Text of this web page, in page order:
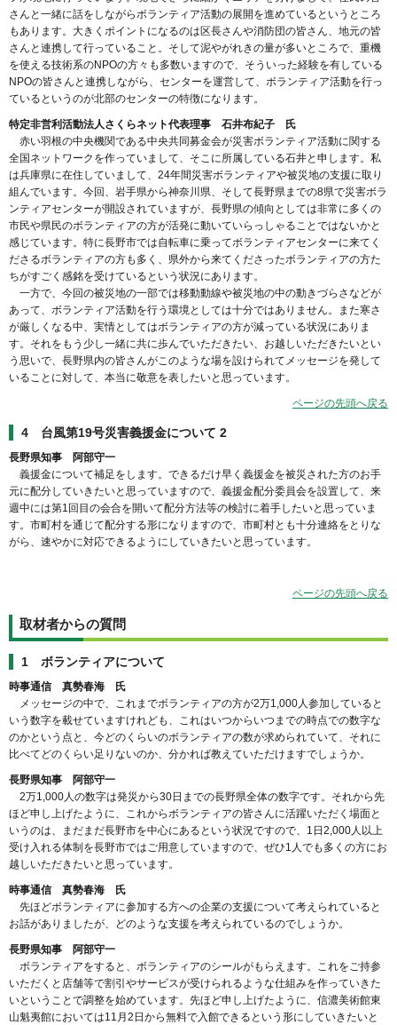
さんと一緒に話をしながらボランティア活動の展開を進めているというところ
もあります。大きくポイントになるのは区長さんや消防団の皆さん、地元の皆
さんと連携して行っていること。そして泥やがれきの量が多いところで、重機
を使える技術系のNPOの方々も多数いますので、そういった経験を有している
NPOの皆さんと連携しながら、センターを運営して、ボランティア活動を行っ
ているというのが北部のセンターの特徴になります。
特定非営利活動法人さくらネット代表理事 石井布紀子 氏
赤い羽根の中央機関である中央共同募金会が災害ボランティア活動に関する
全国ネットワークを作っていまして、そこに所属している石井と申します。私
は兵庫県に在住していまして、24年間災害ボランティアや被災地の支援に取り
組んでいます。今回、岩手県から神奈川県、そして長野県までの8県で災害ボラ
ンティアセンターが開設されていますが、長野県の傾向としては非常に多くの
市民や県民のボランティアの方が活発に動いていらっしゃることではないかと
感じています。特に長野市では自転車に乗ってボランティアセンターに来てく
ださるボランティアの方も多く、県外から来てくださったボランティアの方た
ちがすごく感銘を受けているという状況にあります。
一方で、今回の被災地の一部では移動動線や被災地の中の動きづらさなどが
あって、ボランティア活動を行う環境としては十分ではありません。また寒さ
が厳しくなる中、実情としてはボランティアの方が減っている状況にありま
す。それをもう少し一緒に共に歩んでいただきたい、お越しいただきたいとい
う思いで、長野県内の皆さんがこのような場を設けられてメッセージを発して
いることに対して、本当に敬意を表したいと思っています。
ページの先頭へ戻る
4 台風第19号災害義援金について 2
長野県知事 阿部守一
義援金について補足をします。できるだけ早く義援金を被災された方のお手
元に配分していきたいと思っていますので、義援金配分委員会を設置して、来
週中には第1回目の会合を開いて配分方法等の検討に着手したいと思っていま
す。市町村を通じて配分する形になりますので、市町村とも十分連絡をとりな
がら、速やかに対応できるようにしていきたいと思っています。
ページの先頭へ戻る
取材者からの質問
1 ボランティアについて
時事通信 真勢春海 氏
メッセージの中で、これまでボランティアの方が2万1,000人参加していると
いう数字を載せていますけれども、これはいつからいつまでの時点での数字な
のかという点と、今どのくらいのボランティアの数が求められていて、それに
比べてどのくらい足りないのか、分かれば教えていただけますでしょうか。
長野県知事 阿部守一
2万1,000人の数字は発災から30日までの長野県全体の数字です。それから先
ほど申し上げたように、これからボランティアの皆さんに活躍いただく場面と
いうのは、まだまだ長野市を中心にあるという状況ですので、1日2,000人以上
受け入れる体制を長野市ではご用意していますので、ぜひ1人でも多くの方にお
越しいただきたいと思っています。
時事通信 真勢春海 氏
先ほどボランティアに参加する方への企業の支援について考えられていると
お話がありましたが、どのような支援を考えられているのでしょうか。
長野県知事 阿部守一
ボランティアをすると、ボランティアのシールがもらえます。これをご持参
いただくと店舗等で割引やサービスが受けられるような仕組みを作っていきた
いということで調整を始めています。先ほど申し上げたように、信濃美術館東
山魁夷館においては11月2日から無料で入館できるという形にしていきたいと